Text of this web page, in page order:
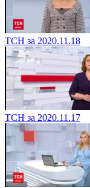
ТСН за 2020.11.18
ТСН за 2020.11.17